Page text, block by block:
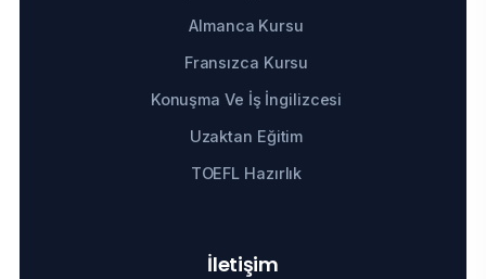
Almanca Kursu
Fransızca Kursu
Konuşma Ve İş İngilizcesi
Uzaktan Eğitim
TOEFL Hazırlık
İletişim